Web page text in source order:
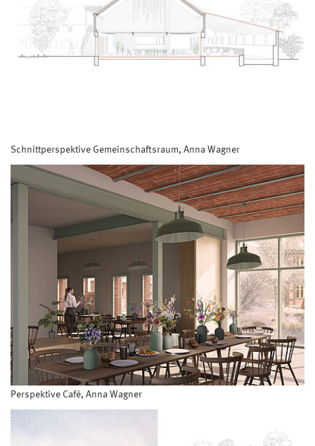
Schnittperspektive Gemeinschaftsraum, Anna Wagner
Perspektive Café, Anna Wagner